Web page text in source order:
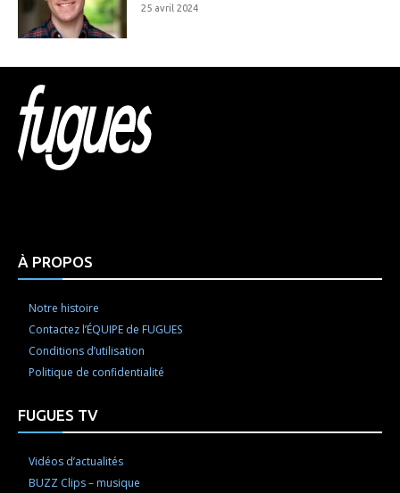
25 avril 2024
À PROPOS
Notre histoire
Contactez l’ÉQUIPE de FUGUES
Conditions d’utilisation
Politique de confidentialité
FUGUES TV
Vidéos d’actualités
BUZZ Clips – musique